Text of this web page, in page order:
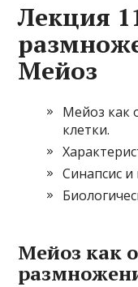
Лекция
Мейоз
Мейоз как
клетки.
Синапсис и
Мейоз как